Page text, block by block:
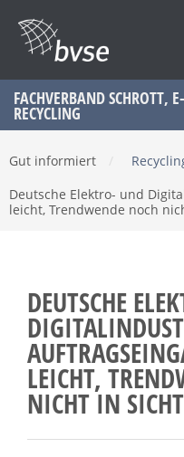
FACHVERBAND SCHROTT,
RECYCLING
Gut informiert
Deutsche Elektro- und
leicht, Trendwende noch
DEUTSCHE
LEICHT,
NICHT IN SICHT